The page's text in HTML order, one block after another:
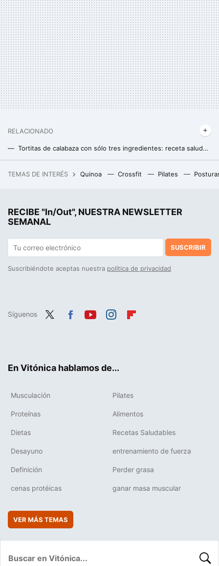
RELACIONADO
Tortitas de calabaza con sólo tres ingredientes: receta saludable, fácil y rica en proteínas
TEMAS DE INTERÉS Quinoa Crossfit Pilates
RECIBE "In/Out", NUESTRA NEWSLETTER
SEMANAL
SUSCRIBIR
Suscribiéndote aceptas nuestra política de privacidad
Síguenos
En Vitónica hablamos de...
Musculación Pilates
Proteínas Alimentos
Dietas Recetas Saludables
Desayuno entrenamiento de fuerza
Definición Perder grasa
cenas protéicas ganar masa muscular
VER MÁS TEMAS